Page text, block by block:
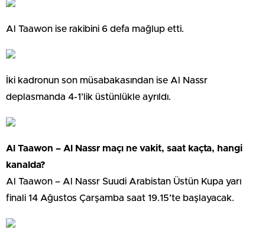
Al Taawon ise rakibini 6 defa mağlup etti.
İki kadronun son müsabakasından ise Al Nassr
deplasmanda 4-1’lik üstünlükle ayrıldı.
Al Taawon – Al Nassr maçı ne vakit, saat kaçta, hangi
kanalda?
Al Taawon – Al Nassr Suudi Arabistan Üstün Kupa yarı
finali 14 Ağustos Çarşamba saat 19.15’te başlayacak.